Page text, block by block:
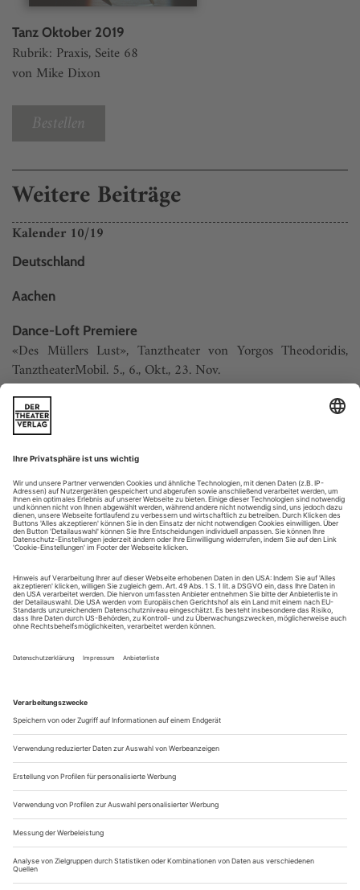
Tanz Oktober 2019
Rubrik: Praxis, Seite 68
von Mike Dixon
Bestellen
Weitere Beiträge
Kalender 10/19
Deutschland
Aachen
Dance-Loft Premiere
«Des Müllers Lust», Tanztheater von Yorgos Theodoridis,
TanztheaterMobil. 5., 6., Okt., 23. Nov.
www.dance-loft.de;www.tanztheatermobil.de
Landestheater
«Forever Lennon», Ballett von Silvana Schröder, Thüringer
Staatsballlett (siehe S. 48). Theaterzelt, 26., 29. Okt., 21. Nov.,
19., 27. Dez.;
www.tpthueringen.de...
Elastisch
Senga Nengudis betanzbare Fasergebilde
energetischen Feld, so agiert die Performerin in schwarzem
gefesselt ist, sind ebenfalls Strumpfhosen. Neun, zehn
Befestigungspunkte und die Elastizität des Materials
bestimmen den Radius ihrer Bewegungsmöglichkeiten. «Die
Skulptur ist im Wortsinne eine...
Die Lehrerin: Ronja Häring
Nachwuchstalent in der Juniorkompanie des KaRi-
Tanzhauses trainiert und nach dem Abitur an der Berliner